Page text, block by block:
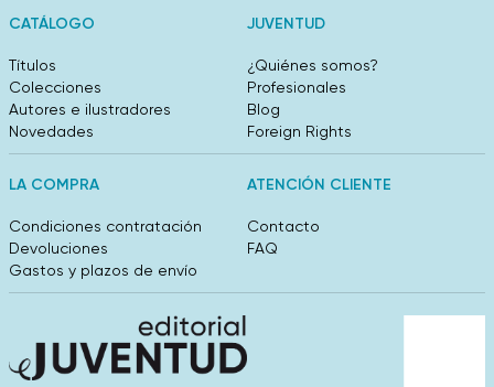
CATÁLOGO
Títulos
Colecciones
Autores e ilustradores
Novedades
JUVENTUD
¿Quiénes somos?
Profesionales
Blog
Foreign Rights
LA COMPRA
Condiciones contratación
Devoluciones
Gastos y plazos de envío
ATENCIÓN CLIENTE
Contacto
FAQ